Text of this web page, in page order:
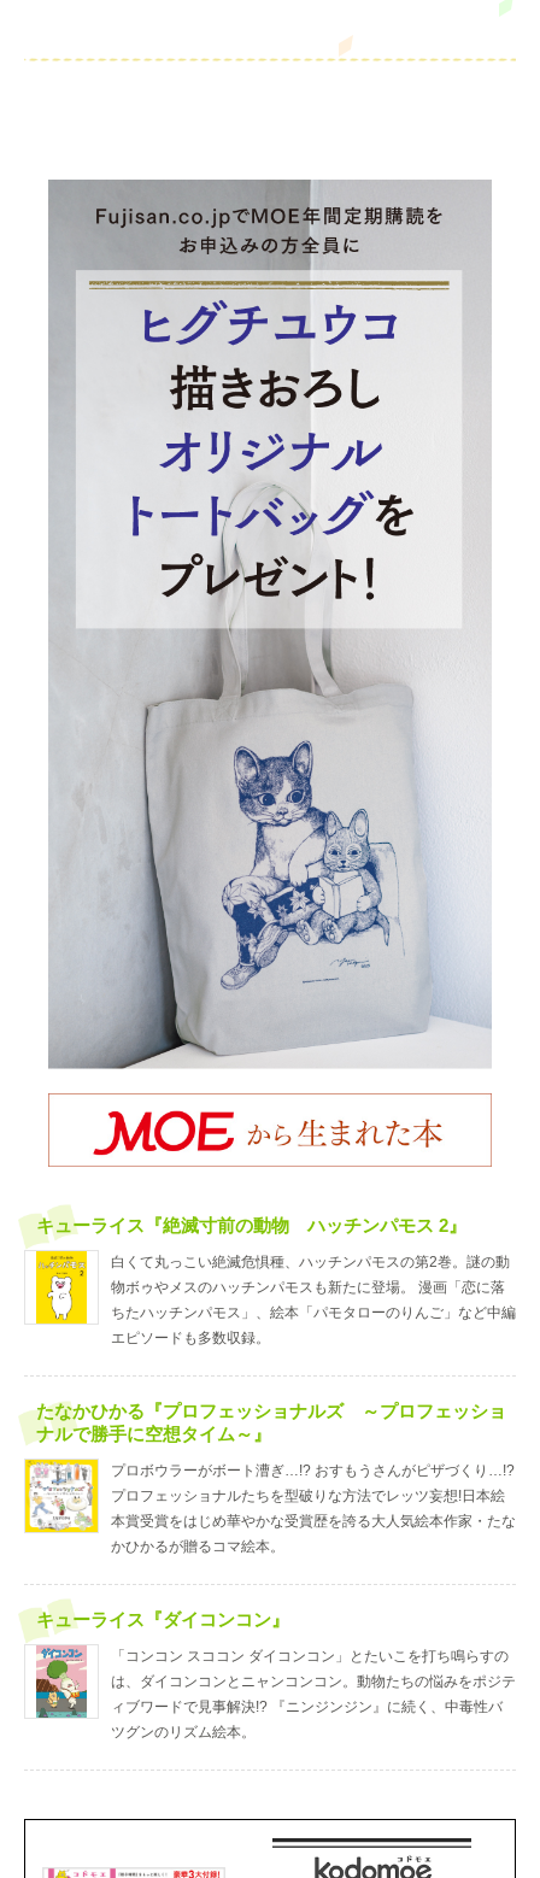
キューライス『絶滅寸前の動物 ハッチンパモス 2』
白くて丸っこい絶滅危惧種、ハッチンパモスの第2巻。謎の動
物ボゥやメスのハッチンパモスも新たに登場。 漫画「恋に落
ちたハッチンパモス」、絵本「パモタローのりんご」など中編
エピソードも多数収録。
たなかひかる『プロフェッショナルズ ～プロフェッショ
ナルで勝手に空想タイム～』
プロボウラーがボート漕ぎ…!? おすもうさんがピザづくり…!?
プロフェッショナルたちを型破りな方法でレッツ妄想!日本絵
本賞受賞をはじめ華やかな受賞歴を誇る大人気絵本作家・たな
かひかるが贈るコマ絵本。
キューライス『ダイコンコン』
「コンコン スココン ダイコンコン」とたいこを打ち鳴らすの
は、ダイコンコンとニャンコンコン。動物たちの悩みをポジテ
ィブワードで見事解決!? 『ニンジンジン』に続く、中毒性バ
ツグンのリズム絵本。